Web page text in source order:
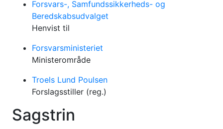
Forsvars-, Samfundssikkerheds- og
Beredskabsudvalget
Henvist til
Forsvarsministeriet
Ministerområde
Troels Lund Poulsen
Forslagsstiller (reg.)
Sagstrin